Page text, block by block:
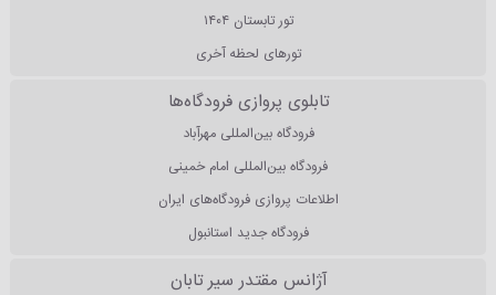
تور تابستان ۱۴۰۴
تورهای لحظه آخری
تابلوی پروازی فرودگاه‌ها
فرودگاه بین‌المللی مهرآباد
فرودگاه بین‌المللی امام خمینی
اطلاعات پروازی فرودگاه‌های ایران
فرودگاه جدید استانبول
آژانس مقتدر سیر تابان